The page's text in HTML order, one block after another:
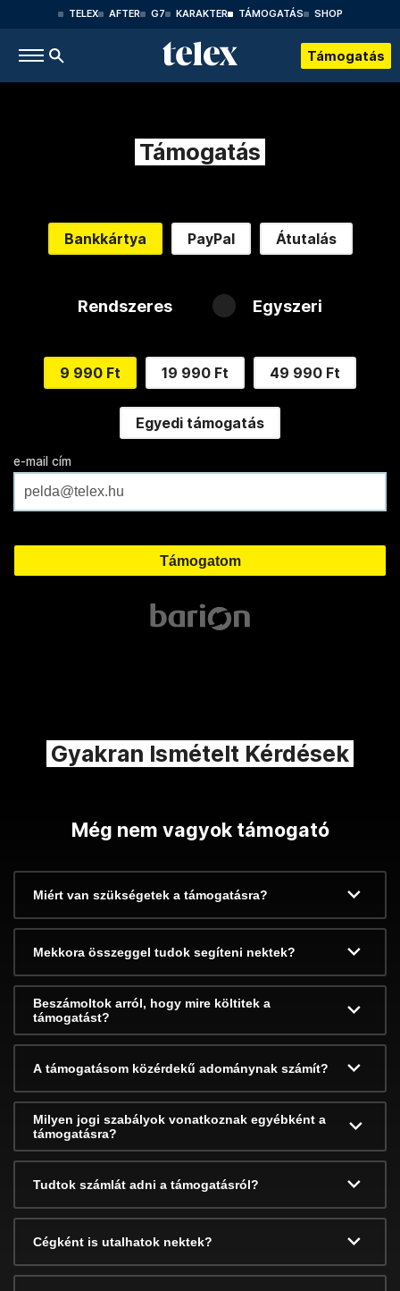
TELEX AFTER G7 KARAKTER TÁMOGATÁS SHOP
Támogatás
Támogatás
Bankkártya PayPal Átutalás
Rendszeres Egyszeri
9 990 Ft 19 990 Ft 49 990 Ft
Egyedi támogatás
e-mail cím
Gyakran Ismételt Kérdések
Még nem vagyok támogató
Miért van szükségetek a támogatásra?
Mekkora összeggel tudok segíteni nektek?
Beszámoltok arról, hogy mire költitek a
támogatást?
A támogatásom közérdekű adománynak számít?
Milyen jogi szabályok vonatkoznak egyébként a
támogatásra?
Tudtok számlát adni a támogatásról?
Cégként is utalhatok nektek?